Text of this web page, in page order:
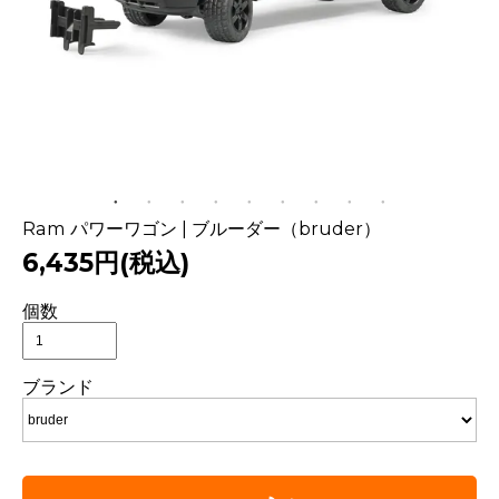
Ram パワーワゴン | ブルーダー（bruder）
6,435円(税込)
個数
ブランド